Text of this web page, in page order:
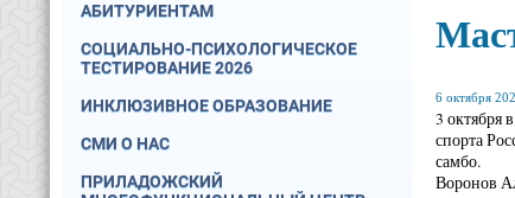
АБИТУРИЕНТАМ
СОЦИАЛЬНО-ПСИХОЛОГИЧЕСКОЕ
ТЕСТИРОВАНИЕ 2026
ИНКЛЮЗИВНОЕ ОБРАЗОВАНИЕ
СМИ О НАС
ПРИЛАДОЖСКИЙ
6 октября
3 октября
спорта
самбо.
Воронов